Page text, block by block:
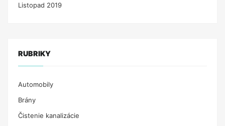
Listopad 2019
RUBRIKY
Automobily
Brány
Čistenie kanalizácie